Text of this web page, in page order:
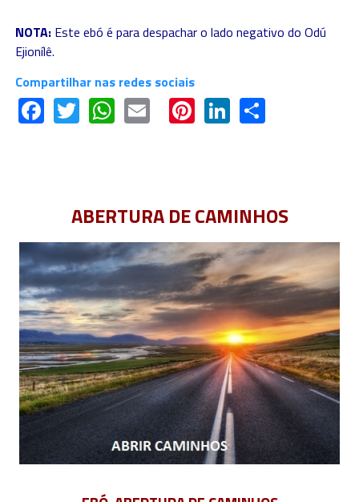
NOTA: Este ebó é para despachar o lado negativo do Odú
Ejionílê.
Compartilhar nas redes sociais
Facebook
TwitterWhatsApp
EmailPinterest
LinkedIn
ABERTURA DE CAMINHOS